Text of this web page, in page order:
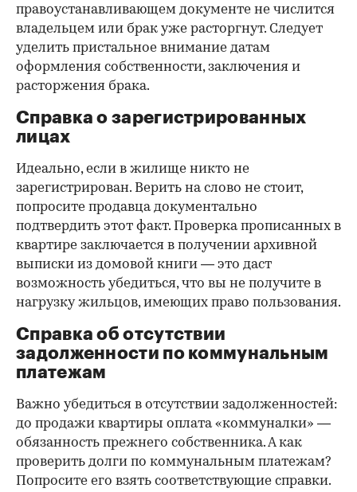
правоустанавливающем документе не числится
владельцем или брак уже расторгнут. Следует
уделить пристальное внимание датам
оформления собственности, заключения и
расторжения брака.
Справка о зарегистрированных
лицах
Идеально, если в жилище никто не
зарегистрирован. Верить на слово не стоит,
попросите продавца документально
подтвердить этот факт. Проверка прописанных в
квартире заключается в получении архивной
выписки из домовой книги — это даст
возможность убедиться, что вы не получите в
нагрузку жильцов, имеющих право пользования.
Справка об отсутствии
задолженности по коммунальным
платежам
Важно убедиться в отсутствии задолженностей:
до продажи квартиры оплата «коммуналки» —
обязанность прежнего собственника. А как
проверить долги по коммунальным платежам?
Попросите его взять соответствующие справки.